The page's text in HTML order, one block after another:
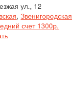
ул., 12
, Звенигородская
счет 1300р.